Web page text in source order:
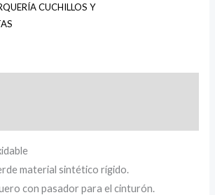
CUCHILLOS Y
material sintético rígido.
con pasador para el cinturón.